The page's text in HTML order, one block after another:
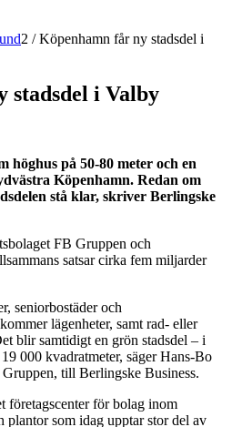
2 / Köpenhamn får ny stadsdel i
stadsdel i Valby
höghus på 50-80 meter och en
Köpenhamn. Redan om
stå klar, skriver Berlingske
FB Gruppen och
satsar cirka fem miljarder
seniorbostäder och
lägenheter, samt rad- eller
blir samtidigt en grön stadsdel – i
000 kvadratmeter, säger Hans-Bo
till Berlingske Business.
företagscenter för bolag inom
plantor som idag upptar stor del av